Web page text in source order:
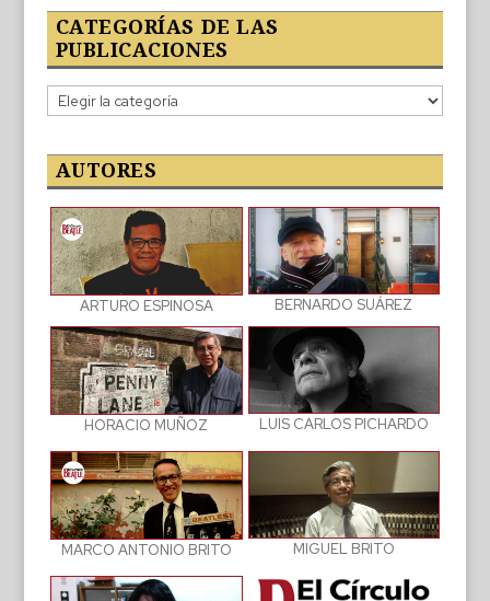
CATEGORÍAS DE LAS
PUBLICACIONES
Categorías
de
publicaciones
AUTORES
ARTURO ESPINOSA BERNARDO SUÁREZ
HORACIO MUÑOZ LUIS CARLOS PICHARDO
MARCO ANTONIO BRITO MIGUEL BRITO